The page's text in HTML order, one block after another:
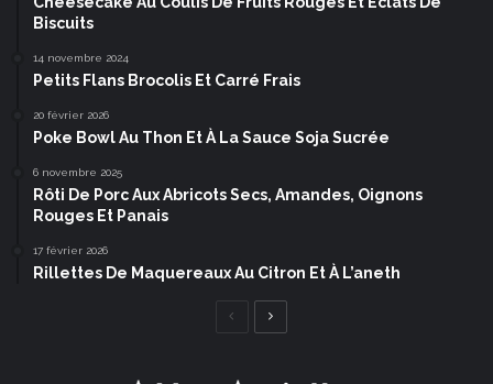
Biscuits
14 novembre 2024
Petits Flans Brocolis Et Carré Frais
20 février 2026
Poke Bowl Au Thon Et À La Sauce Soja Sucrée
6 novembre 2025
Rôti De Porc Aux Abricots Secs, Amandes, Oignons
Rouges Et Panais
17 février 2026
Rillettes De Maquereaux Au Citron Et À L’aneth
Page